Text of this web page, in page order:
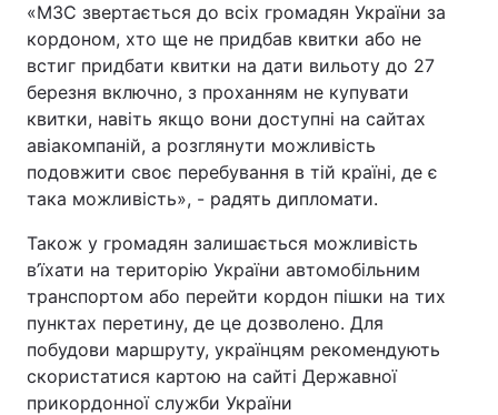
«МЗС звертається до всіх громадян України за
кордоном, хто ще не придбав квитки або не
встиг придбати квитки на дати вильоту до 27
березня включно, з проханням не купувати
квитки, навіть якщо вони доступні на сайтах
авіакомпаній, а розглянути можливість
подовжити своє перебування в тій країні, де є
така можливість», - радять дипломати.
Також у громадян залишається можливість
в’їхати на територію України автомобільним
транспортом або перейти кордон пішки на тих
пунктах перетину, де це дозволено. Для
побудови маршруту, українцям рекомендують
скористатися картою на сайті Державної
прикордонної служби України